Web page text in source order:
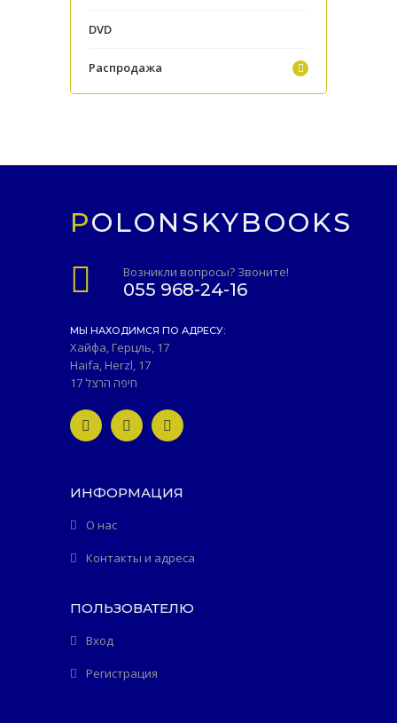
DVD
Распродажа
POLONSKYBOOKS
Возникли вопросы? Звоните!
055 968-24-16
МЫ НАХОДИМСЯ ПО АДРЕСУ:
Хайфа, Герцль, 17
Haifa, Herzl, 17
חיפה הרצל 17
ИНФОРМАЦИЯ
О нас
Контакты и адреса
ПОЛЬЗОВАТЕЛЮ
Вход
Регистрация